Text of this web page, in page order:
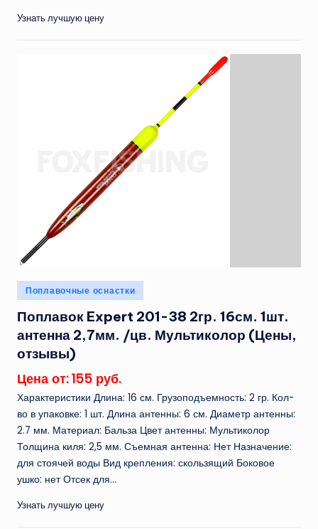
Узнать лучшую цену
Опубликовано
в
Поплавочные оснастки
Поплавок Expert 201-38 2гр. 16см. 1шт.
антенна 2,7мм. /цв. Мультиколор (Цены,
отзывы)
Цена от: 155 руб.
Характеристики Длина: 16 см. Грузоподъемность: 2 гр. Кол-
во в упаковке: 1 шт. Длина антенны: 6 см. Диаметр антенны:
2.7 мм. Материал: Бальза Цвет антенны: Мультиколор
Толщина киля: 2,5 мм. Съемная антенна: Нет Назначение:
для стоячей воды Вид крепления: скользящий Боковое
ушко: нет Отсек для...
Узнать лучшую цену